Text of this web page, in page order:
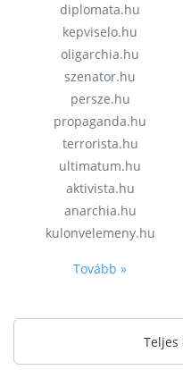
diplomata.hu
kepviselo.hu
oligarchia.hu
szenator.hu
persze.hu
propaganda.hu
terrorista.hu
ultimatum.hu
aktivista.hu
anarchia.hu
kulonvelemeny.hu
Tovább »